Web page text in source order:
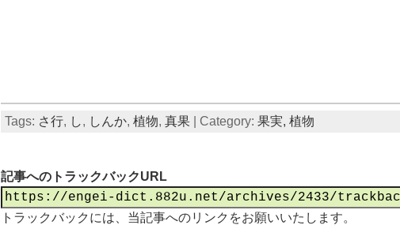
Tags: さ行, し, しんか, 植物, 真果 | Category: 果実, 植物
記事へのトラックバックURL
トラックバックには、当記事へのリンクをお願いいたします。